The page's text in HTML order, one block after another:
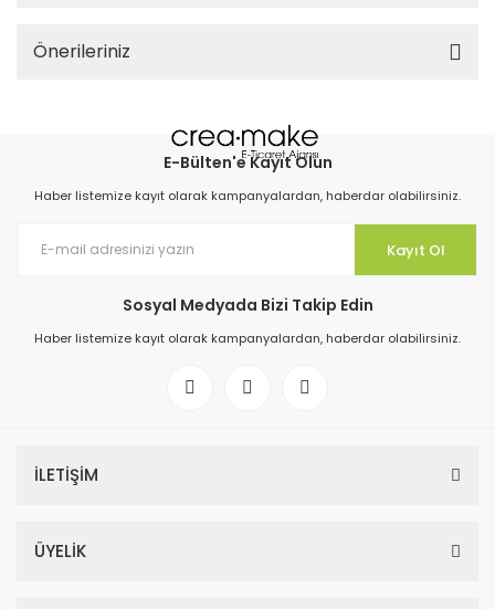
Önerileriniz
E-Bülten'e Kayıt Olun
Haber listemize kayıt olarak kampanyalardan, haberdar olabilirsiniz.
Kayıt Ol
Sosyal Medyada Bizi Takip Edin
Haber listemize kayıt olarak kampanyalardan, haberdar olabilirsiniz.
İLETİŞİM
ÜYELİK